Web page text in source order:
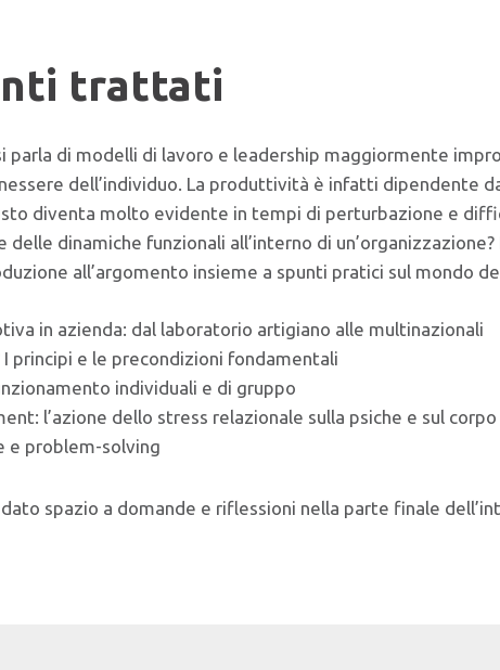
trattati
parla di modelli di lavoro e leadership maggiormente
dell’individuo. La produttività è infatti dipendente
diventa molto evidente in tempi di perturbazione e
delle dinamiche funzionali all’interno di
all’argomento insieme a spunti pratici sul mondo
in azienda: dal laboratorio artigiano alle multinazionali
I principi e le precondizioni fondamentali
individuali e di gruppo
l’azione dello stress relazionale sulla psiche e sul corpo
e problem-solving
spazio a domande e riflessioni nella parte finale